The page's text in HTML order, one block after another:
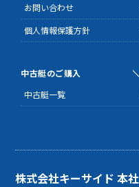
お問い合わせ
個人情報保護方針
中古艇のご購入
中古艇一覧
株式会社キーサイド 本社